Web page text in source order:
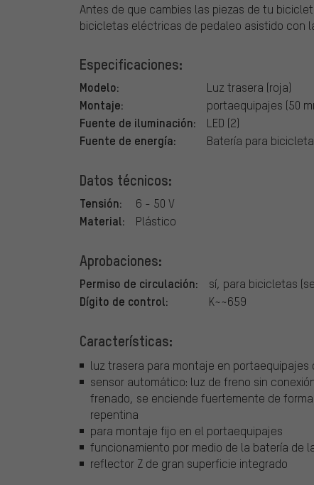
Antes de que cambies las piezas de tu
bicicletas eléctricas de pedaleo asistido con
Especificaciones:
Modelo: Luz trasera (roja)
Montaje: portaequipajes (50
Fuente de iluminación: LED (2)
Fuente de energía: Batería para
Datos técnicos:
Tensión: 6 - 50 V
Material: Plástico
Aprobaciones:
Permiso de circulación: sí, para bicicletas
Dígito de control: K~~659
Características:
luz trasera para montaje en
sensor automático: luz de freno sin
frenado, se enciende fuertemente de
repentina
para montaje fijo en el portaequipajes
funcionamiento por medio de la batería de
reflector Z de gran superficie integrado